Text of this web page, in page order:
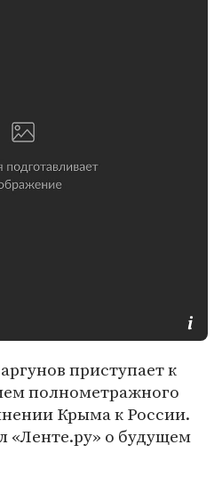
приступает к
полнометражного
Крыма к России.
«Ленте.ру» о будущем